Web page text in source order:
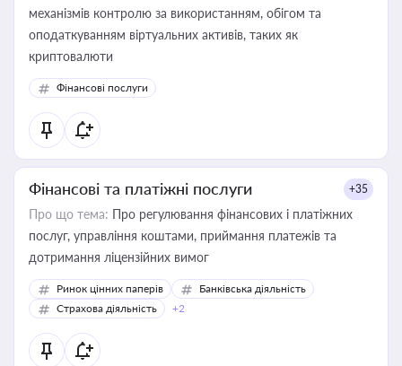
механізмів контролю за використанням, обігом та
оподаткуванням віртуальних активів, таких як
криптовалюти
Фінансові послуги
Фінансові та платіжні послуги +35
Про що тема: Про регулювання фінансових і платіжних
послуг, управління коштами, приймання платежів та
дотримання ліцензійних вимог
Ринок цінних паперів
Банківська діяльність
Страхова діяльність
+2